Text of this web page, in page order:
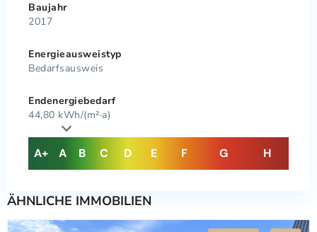
Baujahr
2017
Energie­ausweistyp
Bedarfsausweis
Endenergiebedarf
44,80 kWh/(m²·a)
A+ A B C D E F G H
ÄHNLICHE IMMOBILIEN